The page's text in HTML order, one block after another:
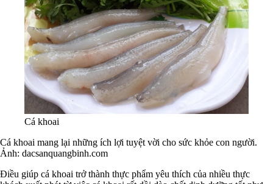
Cá khoai
Cá khoai mang lại những ích lợi tuyệt vời cho sức khỏe con người.
Ảnh: dacsanquangbinh.com
Điều giúp cá khoai trở thành thực phẩm yêu thích của nhiều thực